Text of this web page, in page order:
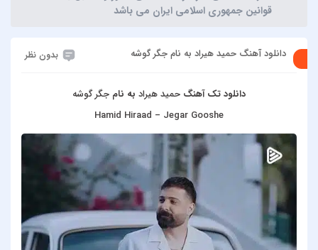
قوانین جمهوری اسلامی ایران می باشد
دانلود آهنگ حمید هیراد به نام جگر گوشه بدون نظر
دانلود تک آهنگحمید هیرادبه نامجگر گوشه
Hamid Hiraad – Jegar Gooshe